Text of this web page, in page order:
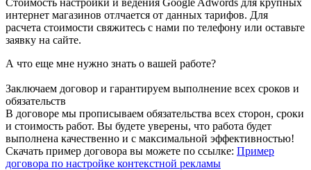
интернет магазинов отлчается от данных тарифов. Для
расчета стоимости свяжитесь с нами по телефону или оставьте
заявку на сайте.
А что еще мне нужно знать о вашей работе?
Заключаем договор и гарантируем выполнение всех сроков и
обязательств
В договоре мы прописываем обязательства всех сторон, сроки
и стоимость работ. Вы будете уверены, что работа будет
выполнена качественно и c максимальной эффективностью!
Скачать пример договора вы можете по ссылке: Пример
договора по настройке контекстной рекламы